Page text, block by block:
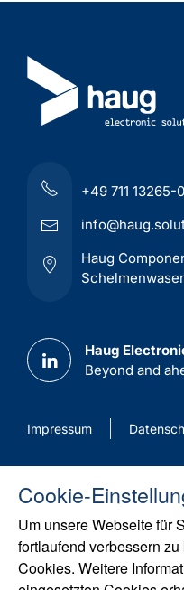
+49 711 13265-0
Haug
Haug
Beyond and
Impressum
Cookie-
Um unsere Webseite für
fortlaufend verbessern
Cookies. Weitere